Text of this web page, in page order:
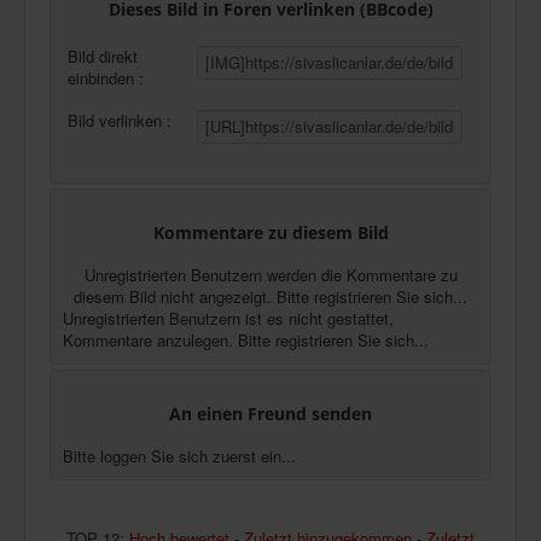
Dieses Bild in Foren verlinken (BBcode)
Bild direkt
einbinden :
Bild verlinken :
Kommentare zu diesem Bild
Unregistrierten Benutzern werden die Kommentare zu
diesem Bild nicht angezeigt. Bitte registrieren Sie sich...
Unregistrierten Benutzern ist es nicht gestattet,
Kommentare anzulegen. Bitte registrieren Sie sich...
An einen Freund senden
Bitte loggen Sie sich zuerst ein...